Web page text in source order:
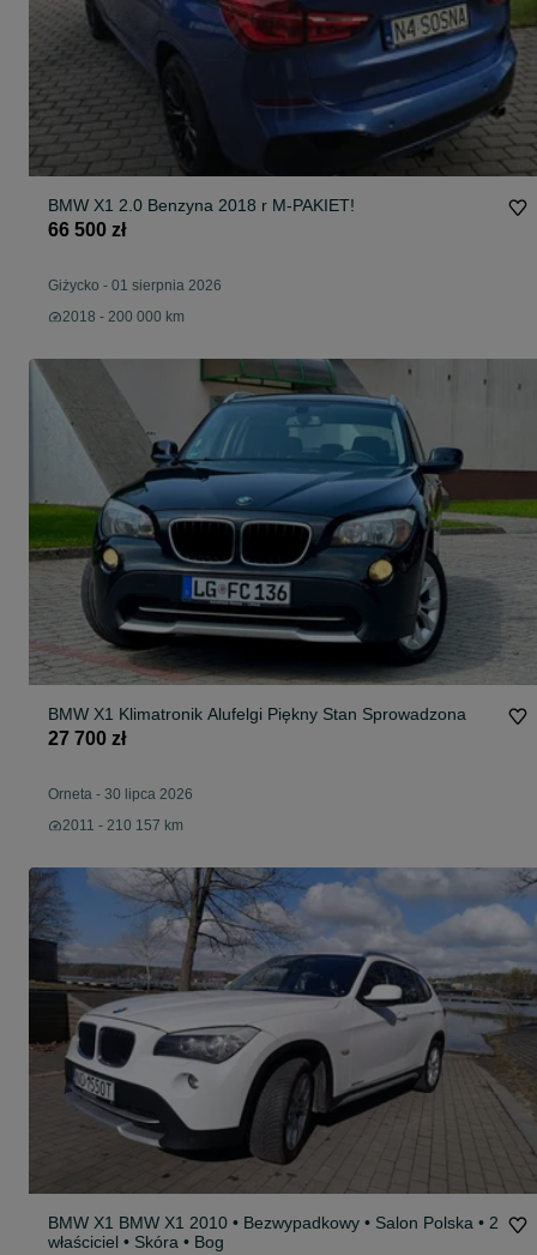
BMW X1 2.0 Benzyna 2018 r M-PAKIET!
66 500 zł
Giżycko - 01 sierpnia 2026
2018 - 200 000 km
BMW X1 Klimatronik Alufelgi Piękny Stan Sprowadzona
27 700 zł
Orneta - 30 lipca 2026
2011 - 210 157 km
BMW X1 BMW X1 2010 • Bezwypadkowy • Salon Polska • 2
właściciel • Skóra • Bog